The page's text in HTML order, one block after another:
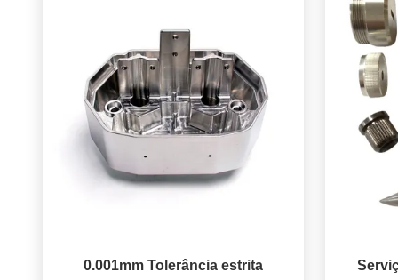
0.001mm Tolerância estrita